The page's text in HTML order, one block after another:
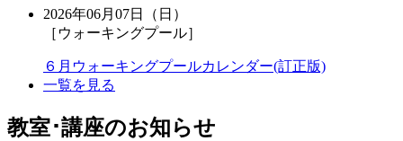
2026年06月07日（日）
［ウォーキングプール］
６月ウォーキングプールカレンダー(訂正版)
一覧を見る
教室･講座のお知らせ